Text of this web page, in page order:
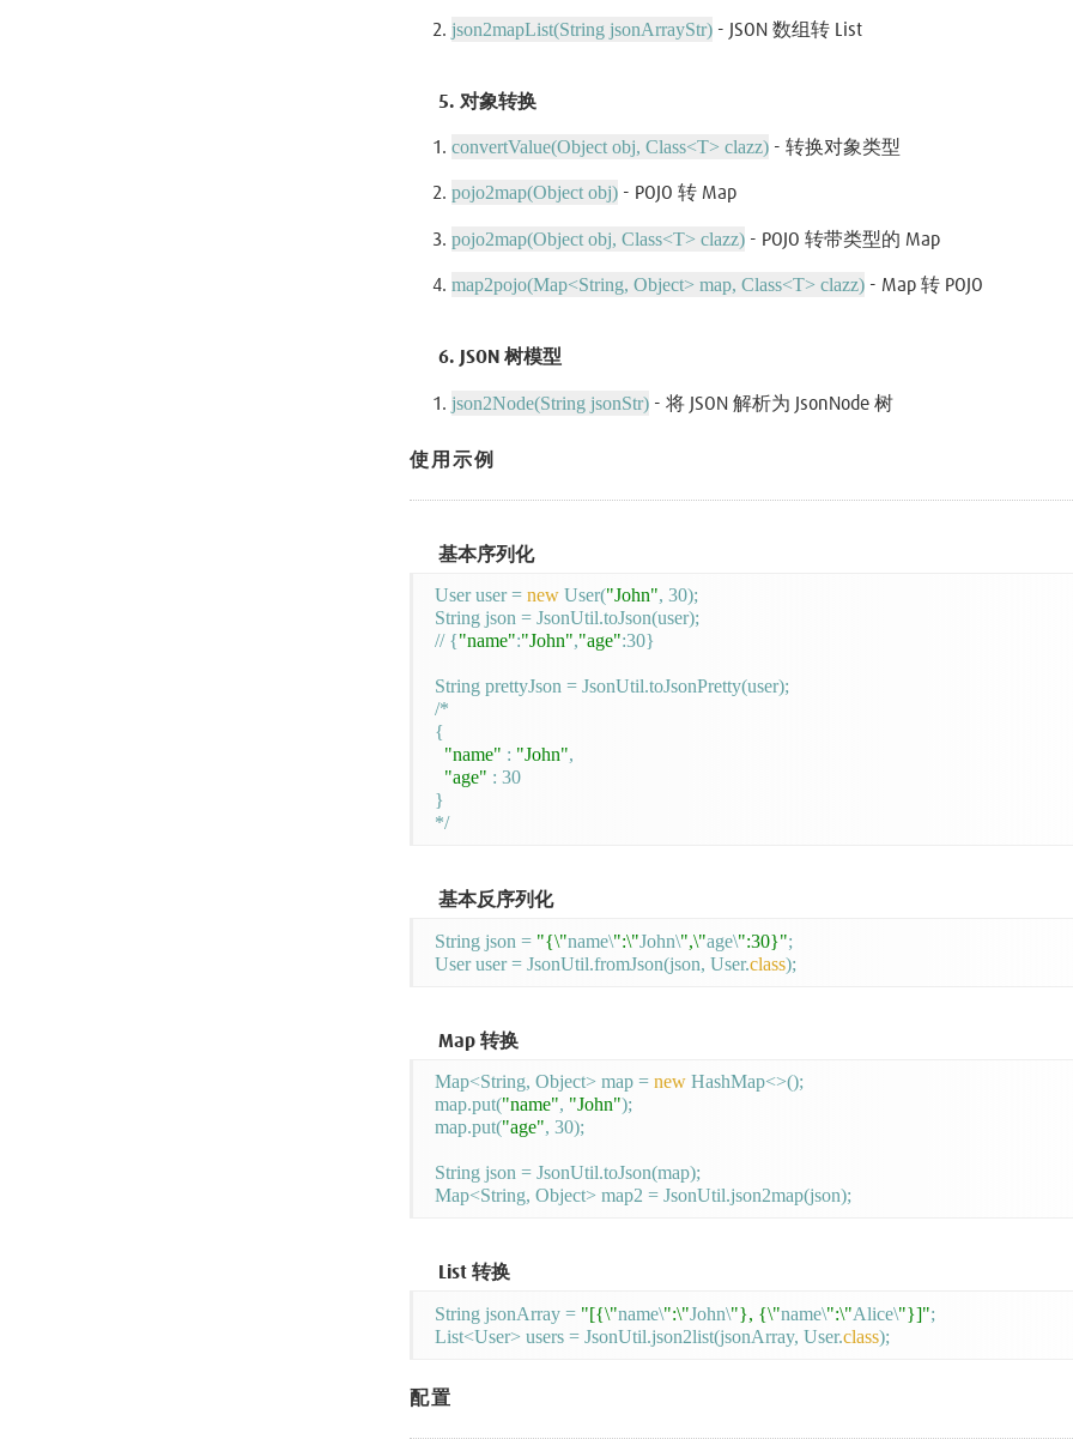
json2mapList(String jsonArrayStr) - JSON 数组转 List
5. 对象转换
convertValue(Object obj, Class<T> clazz) - 转换对象类型
pojo2map(Object obj) - POJO 转 Map
pojo2map(Object obj, Class<T> clazz) - POJO 转带类型的 Map
map2pojo(Map<String, Object> map, Class<T> clazz) - Map 转 POJO
6. JSON 树模型
json2Node(String jsonStr) - 将 JSON 解析为 JsonNode 树
使用示例
基本序列化
User user = new User("John", 30);
String json = JsonUtil.toJson(user);
// {"name":"John","age":30}
String prettyJson = JsonUtil.toJsonPretty(user);
/*
{
"name" : "John",
"age" : 30
}
*/
基本反序列化
String json = "{\"name\":\"John\",\"age\":30}";
User user = JsonUtil.fromJson(json, User.class
Map 转换
Map<String, Object> map = new HashMap<>();
map.put("name", "John");
map.put("age", 30);
String json = JsonUtil.toJson(map);
Map<String, Object> map2 = JsonUtil.json2map(json);
List 转换
String jsonArray = "[{\"name\":\"John\"}, {\"name\":\"Alice\"}]";
List<User> users = JsonUtil.json2list(jsonArray, User.class
配置